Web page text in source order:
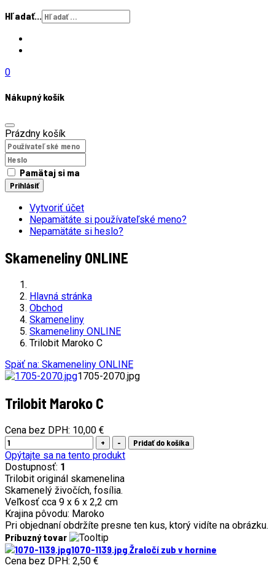
Hľadať...
0
Nákupný košík
Prázdny košík
Pamätaj si ma
Prihlásiť
Vytvoriť účet
Nepamätáte si používateľské meno?
Nepamätáte si heslo?
Skameneliny ONLINE
Hlavná stránka
Obchod
Skameneliny
Skameneliny ONLINE
Trilobit Maroko C
Späť na: Skameneliny ONLINE
1705-2070.jpg
Trilobit Maroko C
Cena bez DPH: 10,00 €
Opýtajte sa na tento produkt
Dostupnosť: 1
Trilobit originál skamenelina
Skamenelý živočích, fosília.
Veľkosť cca 9 x 6 x 2,2 cm
Krajina pôvodu: Maroko
Pri objednaní obdržíte presne ten kus, ktorý vidíte na obrázku.
Príbuzný tovar
1070-1139.jpg Žraločí zub v hornine
Cena bez DPH: 2,50 €